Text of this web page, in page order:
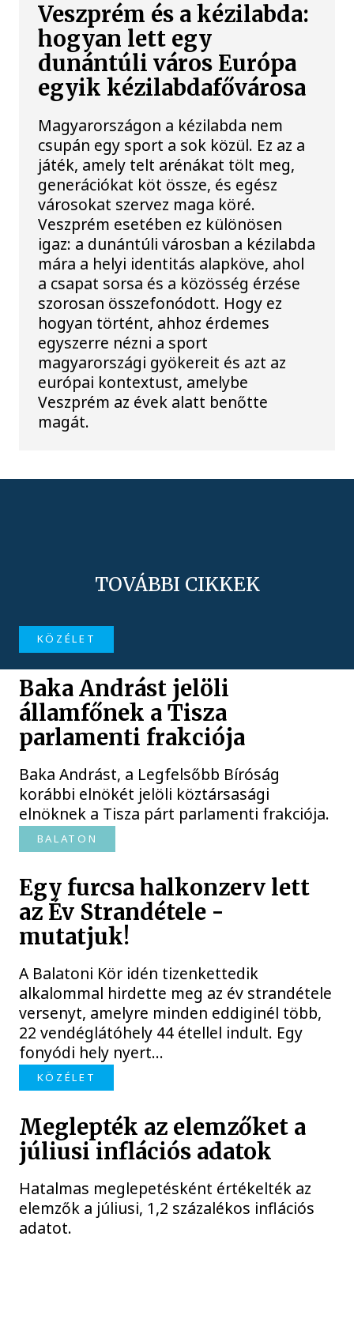
Veszprém és a kézilabda:
hogyan lett egy
dunántúli város Európa
egyik kézilabdafővárosa
Magyarországon a kézilabda nem
csupán egy sport a sok közül. Ez az a
játék, amely telt arénákat tölt meg,
generációkat köt össze, és egész
városokat szervez maga köré.
Veszprém esetében ez különösen
igaz: a dunántúli városban a kézilabda
mára a helyi identitás alapköve, ahol
a csapat sorsa és a közösség érzése
szorosan összefonódott. Hogy ez
hogyan történt, ahhoz érdemes
egyszerre nézni a sport
magyarországi gyökereit és azt az
európai kontextust, amelybe
Veszprém az évek alatt benőtte
magát.
TOVÁBBI CIKKEK
KÖZÉLET
Baka Andrást jelöli
államfőnek a Tisza
parlamenti frakciója
Baka Andrást, a Legfelsőbb Bíróság
korábbi elnökét jelöli köztársasági
elnöknek a Tisza párt parlamenti frakciója.
BALATON
Egy furcsa halkonzerv lett
az Év Strandétele -
mutatjuk!
A Balatoni Kör idén tizenkettedik
alkalommal hirdette meg az év strandétele
versenyt, amelyre minden eddiginél több,
22 vendéglátóhely 44 étellel indult. Egy
fonyódi hely nyert...
KÖZÉLET
Meglepték az elemzőket a
júliusi inflációs adatok
Hatalmas meglepetésként értékelték az
elemzők a júliusi, 1,2 százalékos inflációs
adatot.